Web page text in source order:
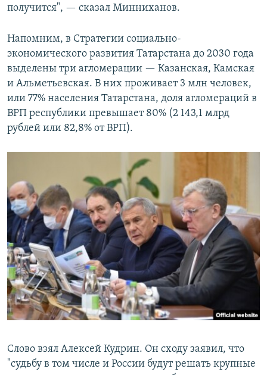
получится", — сказал Минниханов.
Напомним, в Стратегии социально-
экономического развития Татарстана до 2030 года
выделены три агломерации — Казанская, Камская
и Альметьевская. В них проживает 3 млн человек,
или 77% населения Татарстана, доля агломераций в
ВРП республики превышает 80% (2 143,1 млрд
рублей или 82,8% от ВРП).
Слово взял Алексей Кудрин. Он сходу заявил, что
"судьбу в том числе и России будут решать крупные